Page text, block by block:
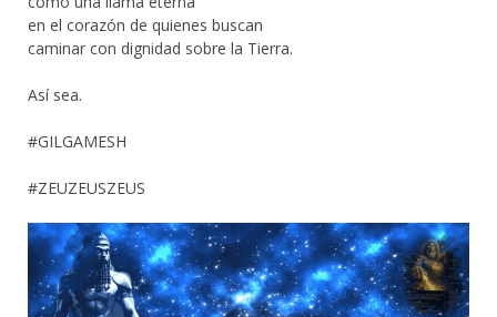
en el corazón de quienes buscan
caminar con dignidad sobre la Tierra.
Así sea.
#GILGAMESH
#ZEUZEUSZEUS